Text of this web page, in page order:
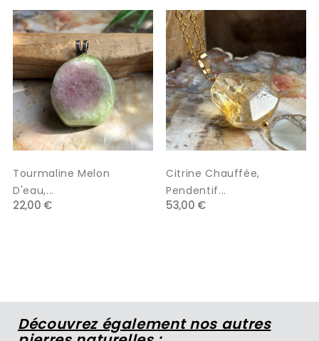
Tourmaline Melon
D'eau,...
22,00 €
Citrine Chauffée,
Pendentif...
53,00 €
‹ ›
Découvrez également nos autres